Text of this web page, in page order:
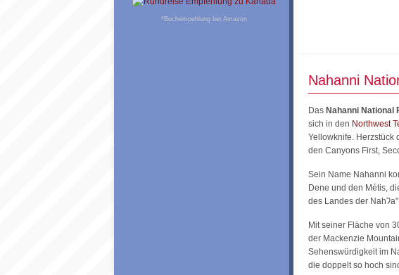
Nahanni
Das Nahanni National
sich in den Northwest
Yellowknife. Herzstück
den Canyons First,
Sein Name Nahanni
Dene und den Métis,
des Landes der
Mit seiner Fläche von
der Mackenzie
Sehenswürdigkeit im
die doppelt so hoch
*Buchempehlung bei Amazon